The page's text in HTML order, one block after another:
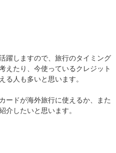
躍しますので、旅行のタイミング
えたり、今使っているクレジット
る人も多いと思います。
ードが海外旅行に使えるか、また
介したいと思います。